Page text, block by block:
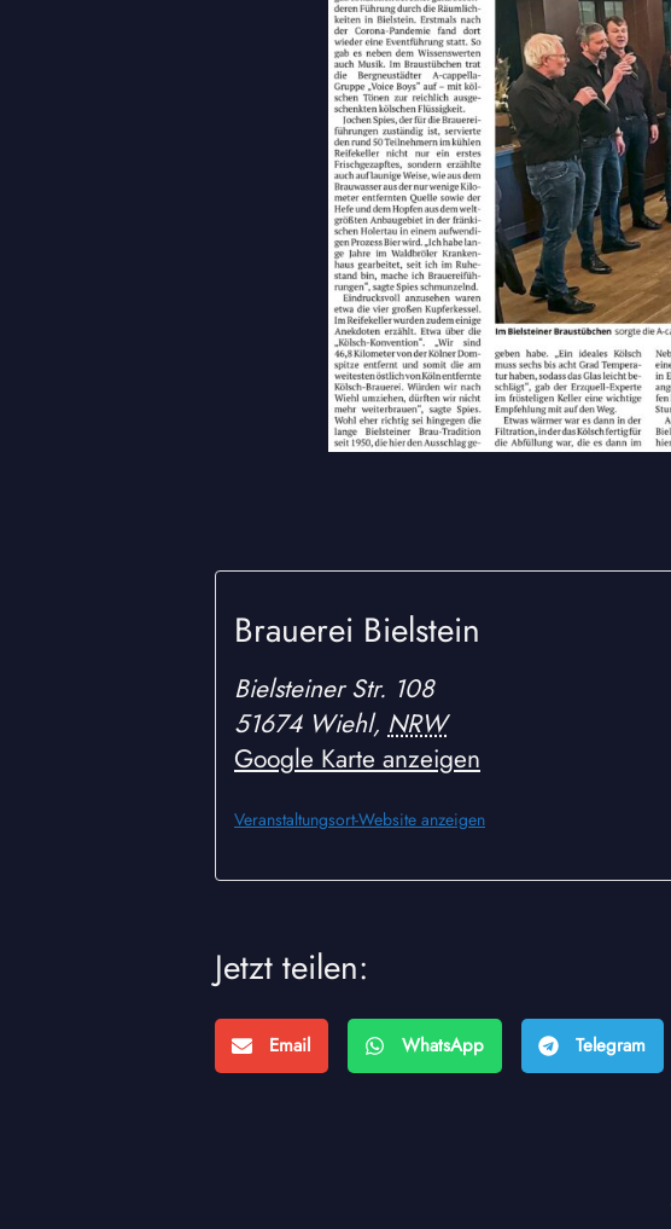
Brauerei Bielstein
Bielsteiner Str. 108
51674 Wiehl, NRW
Google Karte anzeigen
Veranstaltungsort-Website anzeigen
Jetzt teilen:
Email WhatsApp Telegram